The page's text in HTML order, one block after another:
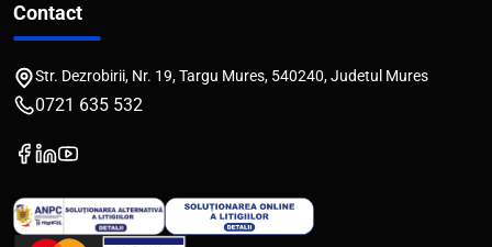
Contact
Str. Dezrobirii, Nr. 19, Targu Mures, 540240, Judetul Mures
0721 635 532